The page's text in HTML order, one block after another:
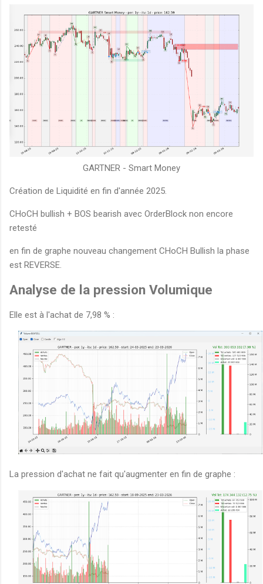
GARTNER - Smart Money
Création de Liquidité en fin d'année 2025.
CHoCH bullish + BOS bearish avec OrderBlock non encore
retesté
en fin de graphe nouveau changement CHoCH Bullish la phase
est REVERSE.
Analyse de la pression Volumique
Elle est à l'achat de 7,98 % :
La pression d'achat ne fait qu'augmenter en fin de graphe :